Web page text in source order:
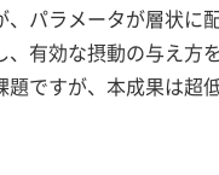
、パラメータが層状
有効な摂動の与え
ですが、本成果は